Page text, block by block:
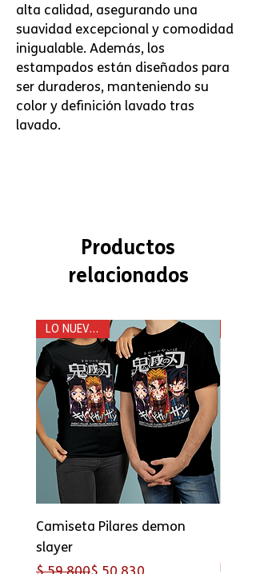
alta calidad, asegurando una
suavidad excepcional y comodidad
inigualable. Además, los
estampados están diseñados para
ser duraderos, manteniendo su
color y definición lavado tras
lavado.
Productos
relacionados
LO NUEVO ! 👌
Camiseta Pilares demon
slayer
Precio
Precio de oferta